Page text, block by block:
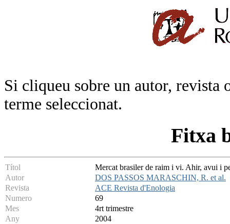
Si cliqueu sobre un autor, revista
terme seleccionat.
Fitxa
Títol
Mercat brasiler de raim i vi. Ahir, avui i
Autor
DOS PASSOS MARASCHIN, R. et al.
Revista
ACE Revista d'Enologia
Numero
69
Mes
4rt trimestre
Any
2004